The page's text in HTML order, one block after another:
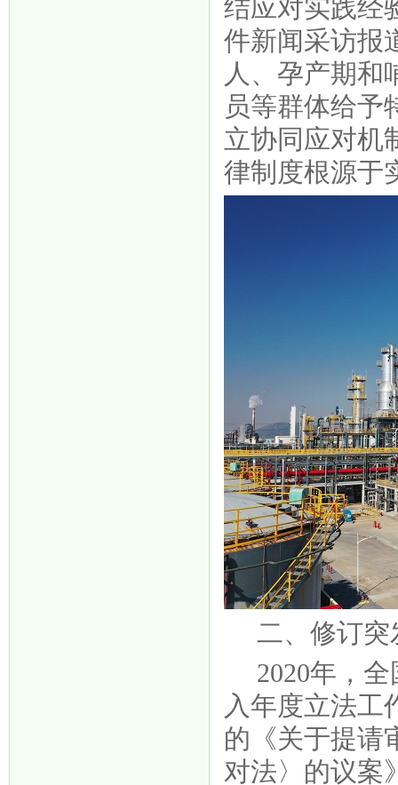
结应对实践经
件新闻采访报
人、孕产期和
员等群体给予
立协同应对机
律制度根源于
二、修订
2020年，
入年度立法工
的《关于提请
对法〉的议案